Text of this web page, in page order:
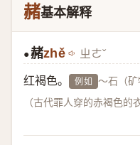
赭基本解释
●赭zhě ㄓㄜˇ
红褐色。 例如 ～石（
（古代罪人穿的赤褐色的